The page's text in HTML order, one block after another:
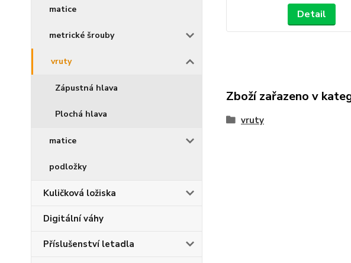
matice
metrické šrouby
vruty
Zápustná hlava
Plochá hlava
matice
podložky
Kuličková ložiska
Digitální váhy
Příslušenství letadla
Detail
Zboží zařazeno v
vruty